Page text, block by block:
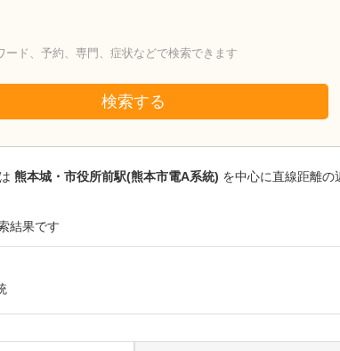
ード、予約、専門、症状などで検索できます
検索する
熊本城・市役所前駅(熊本市電A系統) を中心に直線距離の
結果です
神奈川県横浜市鶴見区
横浜わたなべ消化器内科
もに、基本的に鎮静剤を